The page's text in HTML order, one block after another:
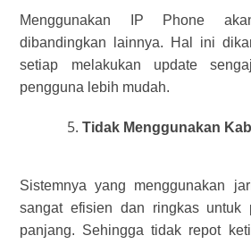
Menggunakan IP Phone
dibandingkan lainnya. Hal ini
setiap melakukan update
pengguna lebih mudah.
Tidak Menggunakan
Sistemnya yang menggunakan
sangat efisien dan ringkas untuk
panjang. Sehingga tidak repot